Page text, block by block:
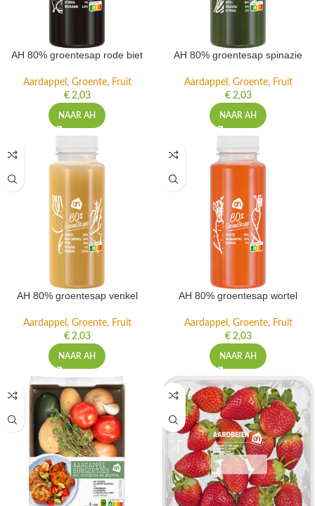
AH 80% groentesap rode biet
Aardappel, Groente, Fruit
€2,03
NAAR AH
AH 80% groentesap spinazie
Aardappel, Groente, Fruit
€2,03
NAAR AH
AH 80% groentesap venkel
Aardappel, Groente, Fruit
€2,03
NAAR AH
AH 80% groentesap wortel
Aardappel, Groente, Fruit
€2,03
NAAR AH